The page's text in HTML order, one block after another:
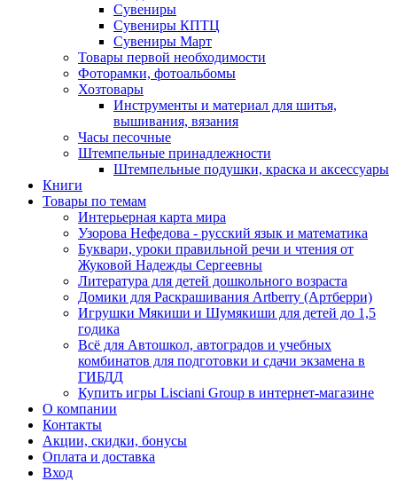
Сувениры
Сувениры КПТЦ
Сувениры Март
Товары первой необходимости
Фоторамки, фотоальбомы
Хозтовары
Инструменты и материал для шитья,
вышивания, вязания
Часы песочные
Штемпельные принадлежности
Штемпельные подушки, краска и аксессуары
Книги
Товары по темам
Интерьерная карта мира
Узорова Нефедова - русский язык и математика
Буквари, уроки правильной речи и чтения от
Жуковой Надежды Сергеевны
Литература для детей дошкольного возраста
Домики для Раскрашивания Artberry (Артберри)
Игрушки Мякиши и Шумякиши для детей до 1,5
годика
Всё для Автошкол, автоградов и учебных
комбинатов для подготовки и сдачи экзамена в
ГИБДД
Купить игры Lisciani Group в интернет-магазине
О компании
Контакты
Акции, скидки, бонусы
Оплата и доставка
Вход